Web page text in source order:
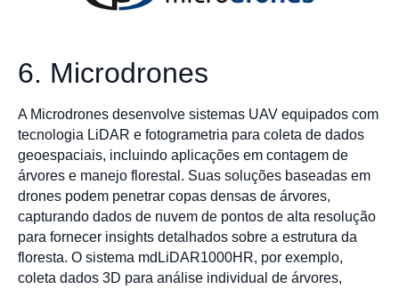
6. Microdrones
A Microdrones desenvolve sistemas UAV equipados com
tecnologia LiDAR e fotogrametria para coleta de dados
geoespaciais, incluindo aplicações em contagem de
árvores e manejo florestal. Suas soluções baseadas em
drones podem penetrar copas densas de árvores,
capturando dados de nuvem de pontos de alta resolução
para fornecer insights detalhados sobre a estrutura da
floresta. O sistema mdLiDAR1000HR, por exemplo,
coleta dados 3D para análise individual de árvores,